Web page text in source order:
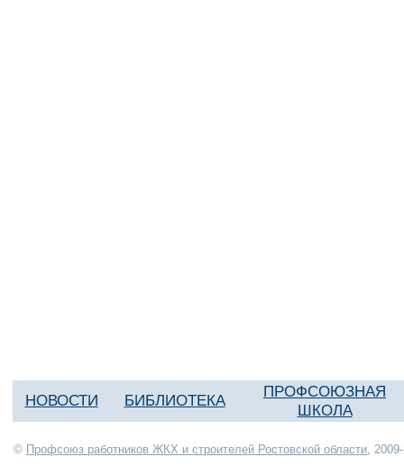
НОВОСТИ БИБЛИОТЕКА
ПРОФСОЮЗНАЯ
ШКОЛА
© Профсоюз работников ЖКХ и строителей Ростовской области,